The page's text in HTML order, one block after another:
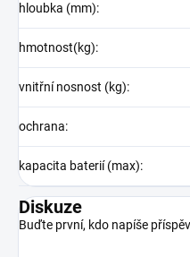
hloubka (mm):
hmotnost(kg):
vnitřní nosnost (kg):
ochrana:
kapacita baterií (max):
Diskuze
Buďte první, kdo napíše